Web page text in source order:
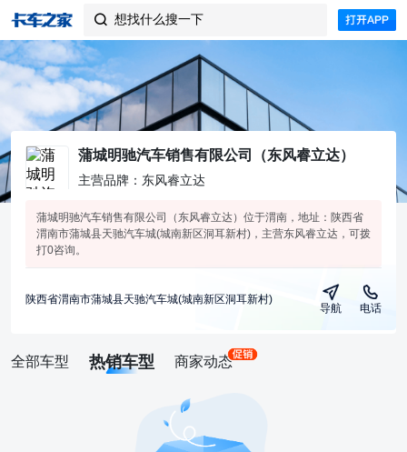
 想找什么搜一下
蒲城明驰汽车销售有限公司（东风睿立达）
主营品牌：东风睿立达
蒲城明驰汽车销售有限公司（东风睿立达）位于渭南，地址：陕西省
渭南市蒲城县天驰汽车城(城南新区洞耳新村)，主营东风睿立达，可拨
打0咨询。
陕西省渭南市蒲城县天驰汽车城(城南新区洞耳新村)
导航 电话
全部车型 热销车型 商家动态